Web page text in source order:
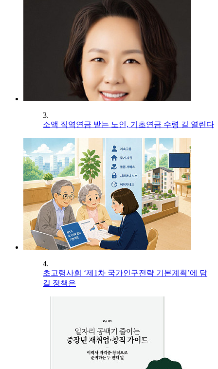
3.
소액 직역연금 받는 노인, 기초연금 수령 길 열린다
4.
초고령사회 ‘제1차 국가인구전략 기본계획’에 담
길 정책은